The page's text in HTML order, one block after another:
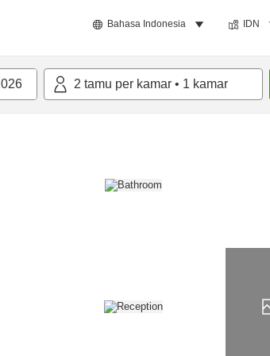
Bahasa Indonesia IDN
2 tamu per kamar • 1 kamar